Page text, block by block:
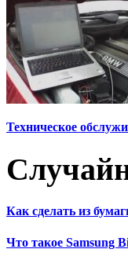
Техническое
Как сделать из
Что такое Samsung